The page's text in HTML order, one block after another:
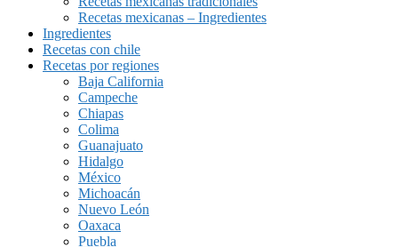
Recetas mexicanas – Ingredientes
Ingredientes
Recetas con chile
Recetas por regiones
Baja California
Campeche
Chiapas
Colima
Guanajuato
Hidalgo
México
Michoacán
Nuevo León
Oaxaca
Puebla